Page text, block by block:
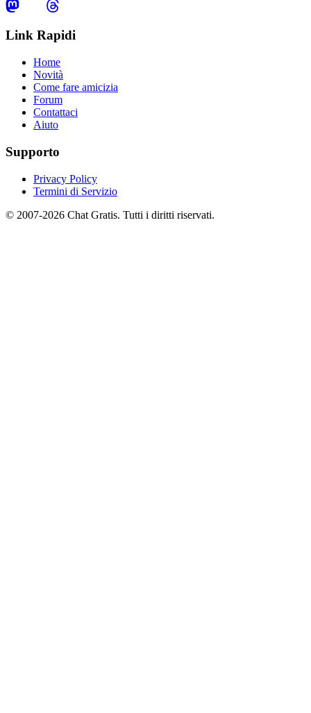
Link Rapidi
Home
Novità
Come fare amicizia
Forum
Contattaci
Aiuto
Supporto
Privacy Policy
Termini di Servizio
© 2007-2026 Chat Gratis. Tutti i diritti riservati.